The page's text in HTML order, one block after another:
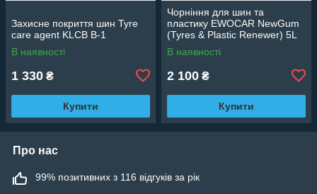
Захисне покриття шин Tyre
care agent KLCB В-1
В наявності
1 330 ₴
Купити
Чорніння для шин та
пластику EWOCAR NewGum
(Tyres & Plastic Renewer) 5L
В наявності
2 100 ₴
Купити
Про нас
99% позитивних з 116 відгуків за рік